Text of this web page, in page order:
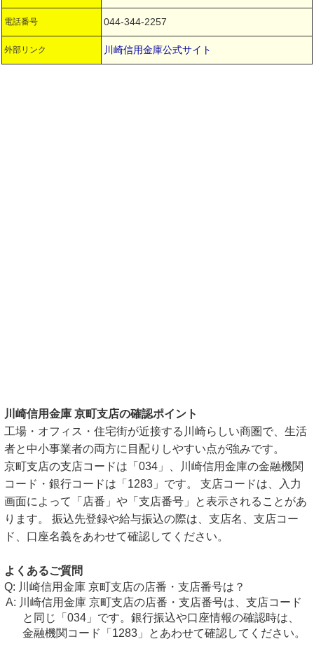
電話番号 044-344-2257
外部リンク 川崎信用金庫公式サイト
川崎信用金庫 京町支店の確認ポイント
工場・オフィス・住宅街が近接する川崎らしい商圏で、生活
者と中小事業者の両方に目配りしやすい点が強みです。
京町支店の支店コードは「034」、川崎信用金庫の金融機関
コード・銀行コードは「1283」です。 支店コードは、入力
画面によって「店番」や「支店番号」と表示されることがあ
ります。 振込先登録や給与振込の際は、支店名、支店コー
ド、口座名義をあわせて確認してください。
よくあるご質問
川崎信用金庫 京町支店の店番・支店番号は？
川崎信用金庫 京町支店の店番・支店番号は、支店コード
と同じ「034」です。銀行振込や口座情報の確認時は、
金融機関コード「1283」とあわせて確認してください。